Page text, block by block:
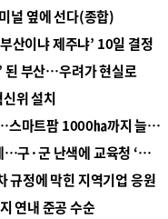
널 옆에 선다(종합)
산이냐 제주냐’ 10일 결정
된 부산…우려가 현실로
위 설치
■ 경남 농정 비전 ‘잘 사는 농촌’…스마트팜 1000㏊까지 늘린다
■ 교육혁신선도지 공모 코앞인데…구·군 난색에 교육청 ‘쩔쩔’
정에 막힌 지역기업 응원
연내 준공 수순